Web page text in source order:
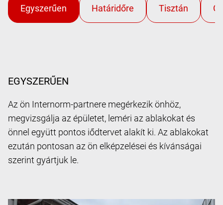
EGYSZERŰEN
Az ön Internorm-partnere megérkezik önhöz,
megvizsgálja az épületet, leméri az ablakokat és
önnel együtt pontos iődtervet alakít ki. Az ablakokat
ezután pontosan az ön elképzelései és kívánságai
szerint gyártjuk le.